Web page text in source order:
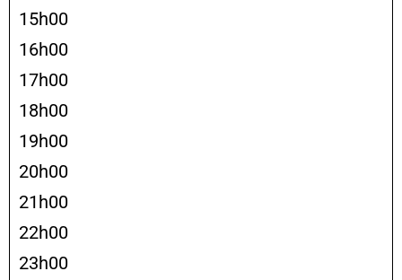
15h00
16h00
17h00
18h00
19h00
20h00
21h00
22h00
23h00